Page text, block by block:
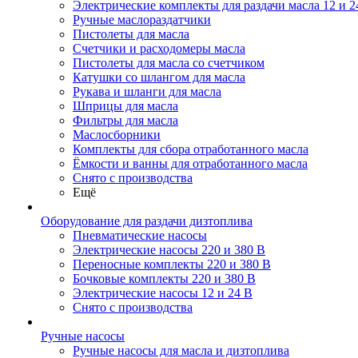
Электрические комплекты для раздачи масла 12 и
Ручные маслораздатчики
Пистолеты для масла
Счетчики и расходомеры масла
Пистолеты для масла со счетчиком
Катушки со шлангом для масла
Рукава и шланги для масла
Шприцы для масла
Фильтры для масла
Маслосборники
Комплекты для сбора отработанного масла
Ёмкости и ванны для отработанного масла
Снято с производства
Ещё
Оборудование для раздачи дизтоплива
Пневматические насосы
Электрические насосы 220 и 380 В
Переносные комплекты 220 и 380 В
Бочковые комплекты 220 и 380 В
Электрические насосы 12 и 24 В
Снято с производства
Ручные насосы
Ручные насосы для масла и дизтоплива